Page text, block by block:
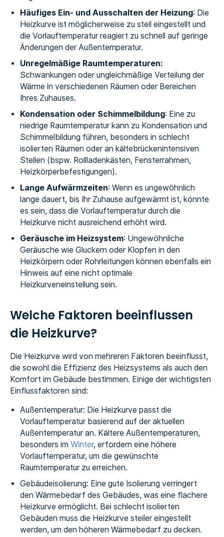
Häufiges Ein- und Ausschalten der Heizung: Die
Heizkurve ist möglicherweise zu steil eingestellt und
die Vorlauftemperatur reagiert zu schnell auf geringe
Änderungen der Außentemperatur.
Unregelmäßige Raumtemperaturen:
Schwankungen oder ungleichmäßige Verteilung der
Wärme in verschiedenen Räumen oder Bereichen
Ihres Zuhauses.
Kondensation oder Schimmelbildung: Eine zu
niedrige Raumtemperatur kann zu Kondensation und
Schimmelbildung führen, besonders in schlecht
isolierten Räumen oder an kältebrückenintensiven
Stellen (bspw. Rollladenkästen, Fensterrahmen,
Heizkörperbefestigungen).
Lange Aufwärmzeiten: Wenn es ungewöhnlich
lange dauert, bis Ihr Zuhause aufgewärmt ist, könnte
es sein, dass die Vorlauftemperatur durch die
Heizkurve nicht ausreichend erhöht wird.
Geräusche im Heizsystem: Ungewöhnliche
Geräusche wie Gluckern oder Klopfen in den
Heizkörpern oder Rohrleitungen können ebenfalls ein
Hinweis auf eine nicht optimale
Heizkurveneinstellung sein.
Welche Faktoren beeinflussen
die Heizkurve?
Die Heizkurve wird von mehreren Faktoren beeinflusst,
die sowohl die Effizienz des Heizsystems als auch den
Komfort im Gebäude bestimmen. Einige der wichtigsten
Einflussfaktoren sind:
Außentemperatur: Die Heizkurve passt die
Vorlauftemperatur basierend auf der aktuellen
Außentemperatur an. Kältere Außentemperaturen,
besonders im Winter, erfordern eine höhere
Vorlauftemperatur, um die gewünschte
Raumtemperatur zu erreichen.
Gebäudeisolierung: Eine gute Isolierung verringert
den Wärmebedarf des Gebäudes, was eine flachere
Heizkurve ermöglicht. Bei schlecht isolierten
Gebäuden muss die Heizkurve steiler eingestellt
werden, um den höheren Wärmebedarf zu decken.